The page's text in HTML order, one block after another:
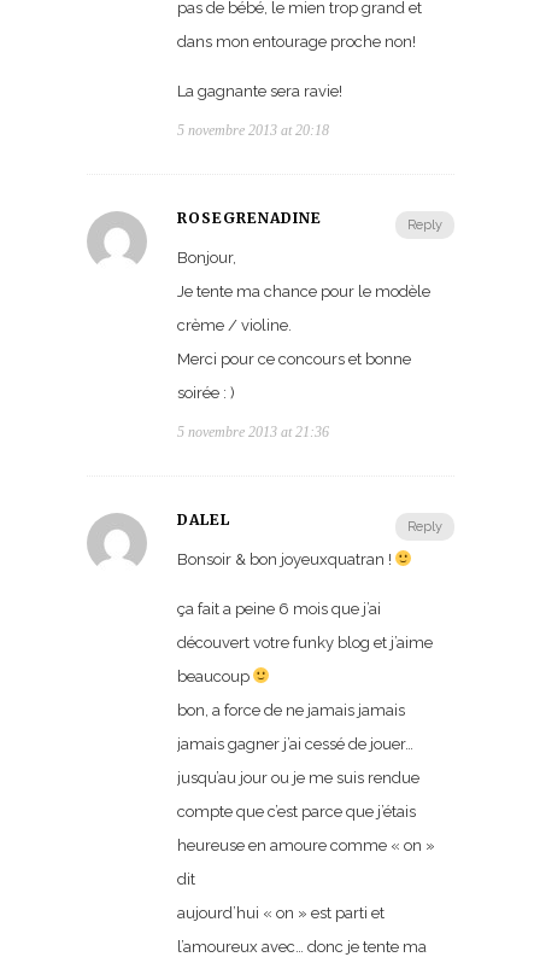
pas de bébé, le mien trop grand et
dans mon entourage proche non!
La gagnante sera ravie!
5 novembre 2013 at 20:18
Reply
ROSEGRENADINE
Bonjour,
Je tente ma chance pour le modèle
crème / violine.
Merci pour ce concours et bonne
soirée : )
5 novembre 2013 at 21:36
Reply
DALEL
Bonsoir & bon joyeuxquatran !
ça fait a peine 6 mois que j’ai
découvert votre funky blog et j’aime
beaucoup
bon, a force de ne jamais jamais
jamais gagner j’ai cessé de jouer…
jusqu’au jour ou je me suis rendue
compte que c’est parce que j’étais
heureuse en amoure comme « on »
dit
aujourd’hui « on » est parti et
l’amoureux avec… donc je tente ma